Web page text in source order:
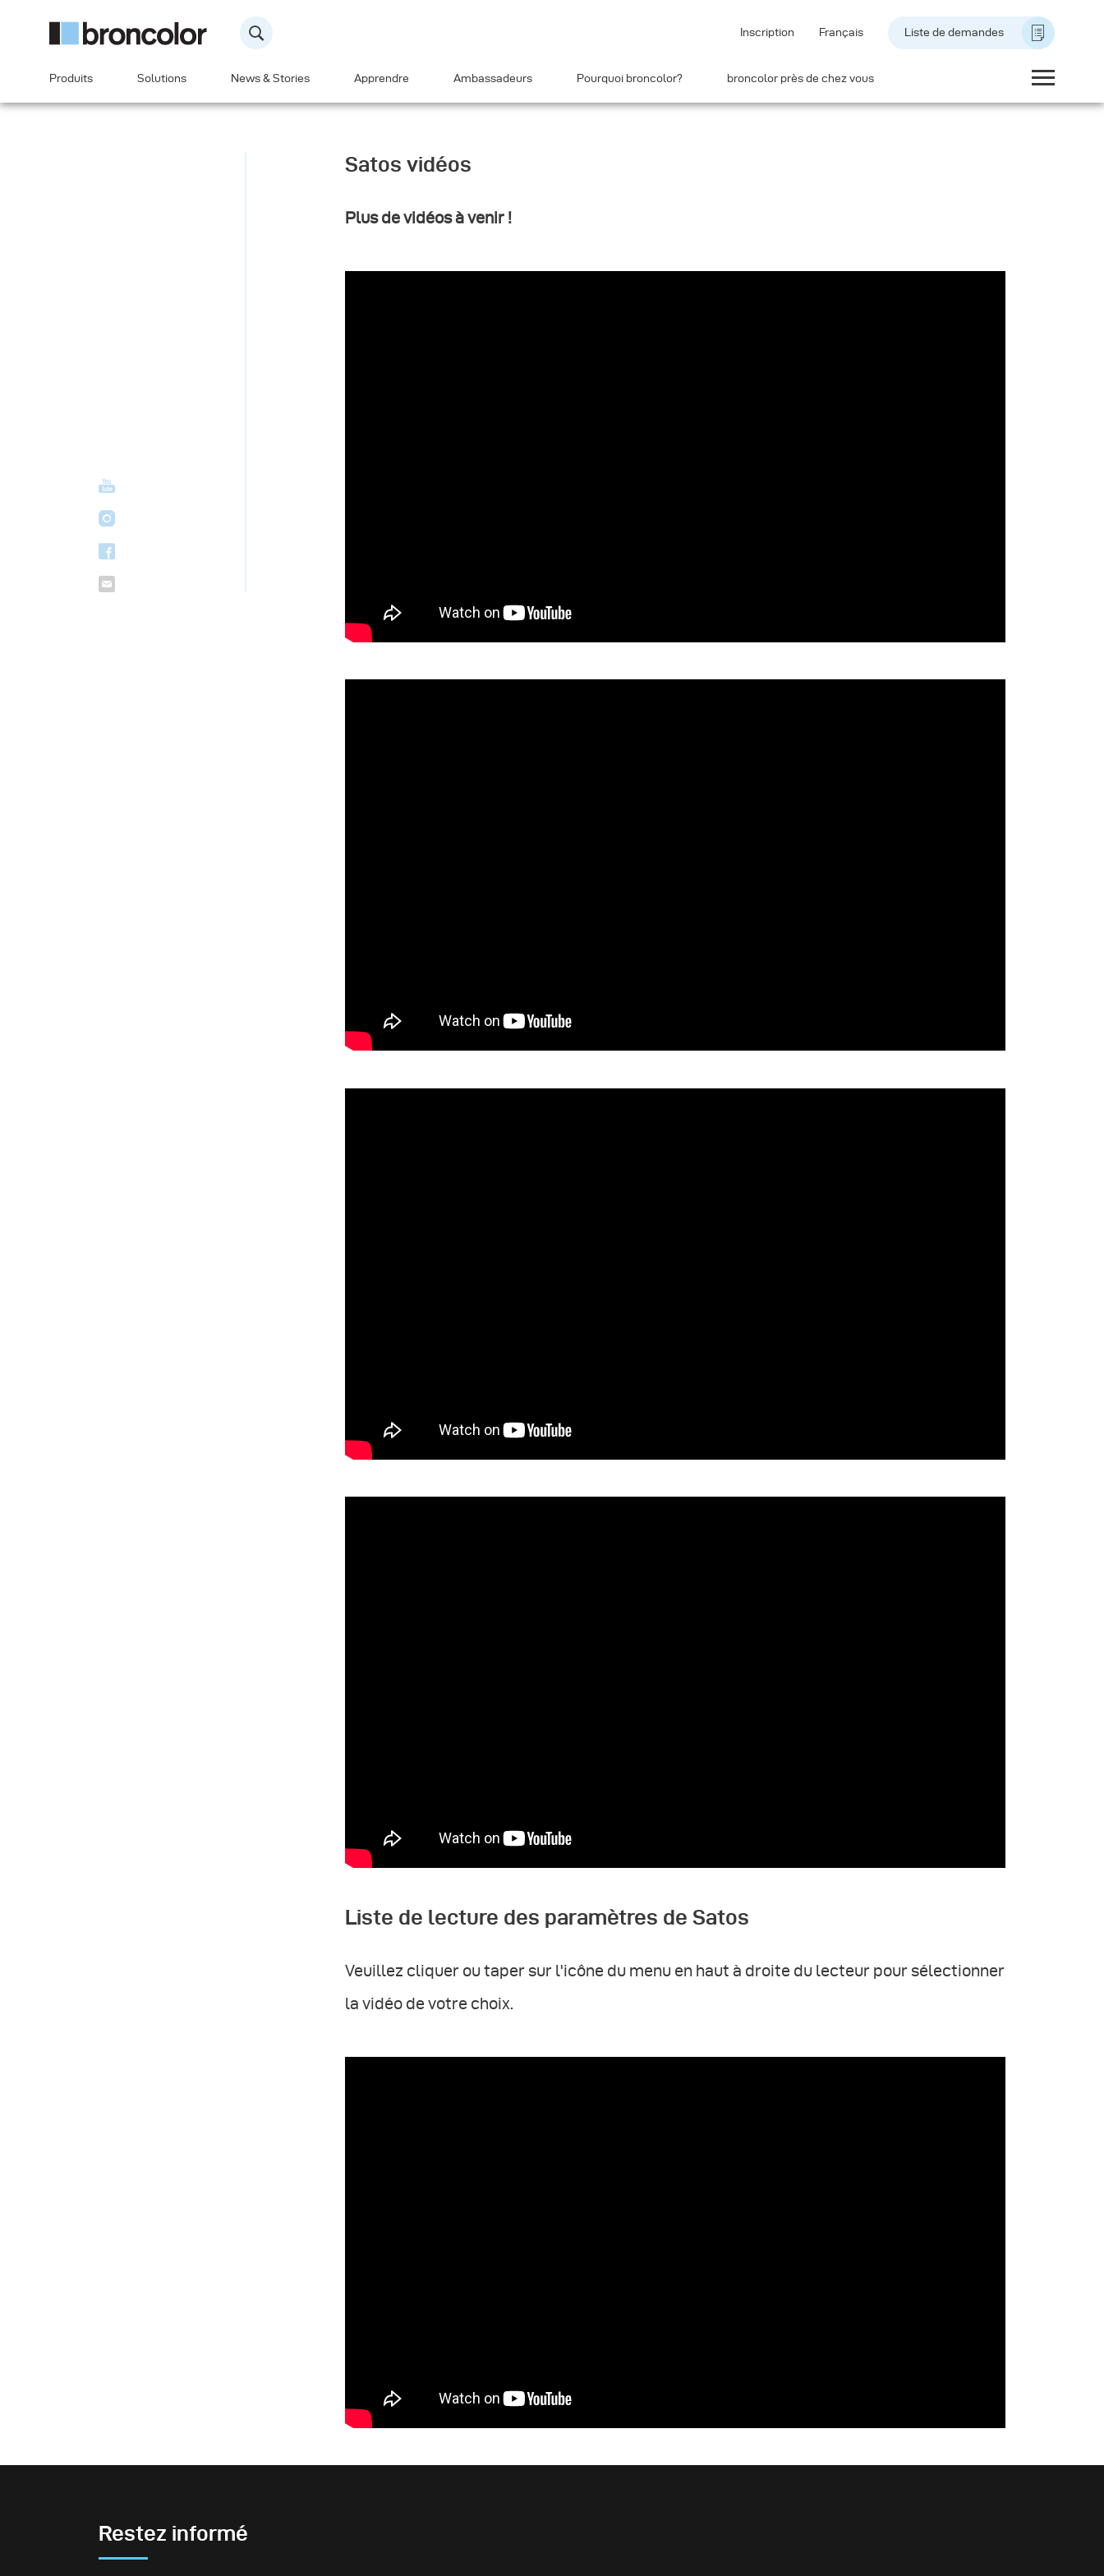
Inscription Français Liste de demandes
Produits Solutions News & Stories Apprendre Ambassadeurs Pourquoi broncolor? broncolor près de chez vous
Satos vidéos
Plus de vidéos à venir !
Liste de lecture des paramètres de Satos
Veuillez cliquer ou taper sur l'icône du menu en haut à droite du lecteur pour sélectionner
la vidéo de votre choix.
Restez informé